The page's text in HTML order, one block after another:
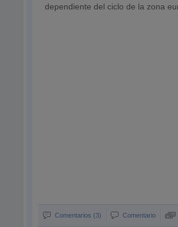
dependiente del ciclo de la zona
Comentarios (3) Comentario